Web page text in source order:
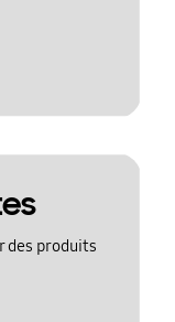
des produits